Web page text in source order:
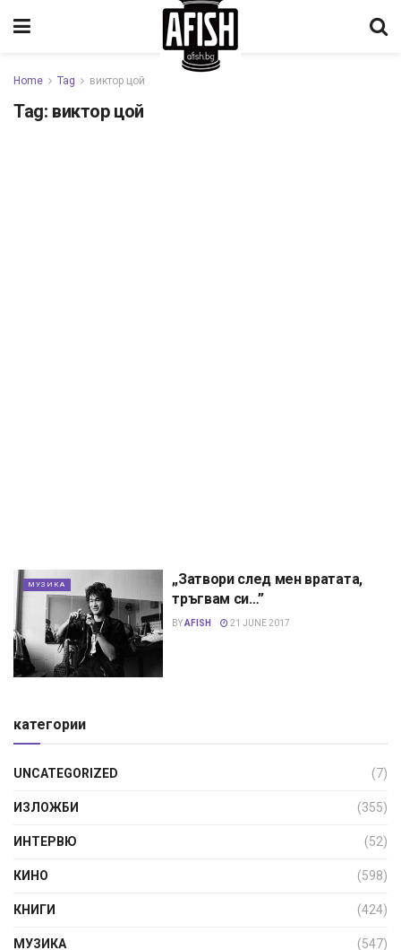
Home Tag виктор цой
Tag: виктор цой
МУЗИКА
„Затвори след мен вратата,
тръгвам си…”
BYAFISH 21 JUNE 2017
категории
UNCATEGORIZED (7)
ИЗЛОЖБИ (355)
ИНТЕРВЮ (52)
КИНО (598)
КНИГИ (424)
МУЗИКА (547)